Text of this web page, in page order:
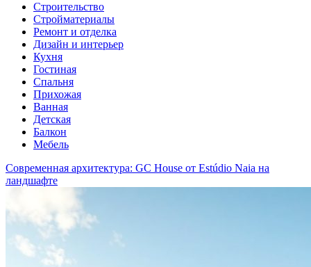
Строительство
Стройматериалы
Ремонт и отделка
Дизайн и интерьер
Кухня
Гостиная
Спальня
Прихожая
Ванная
Детская
Балкон
Мебель
Современная архитектура: GC House от Estúdio Naia на
ландшафте